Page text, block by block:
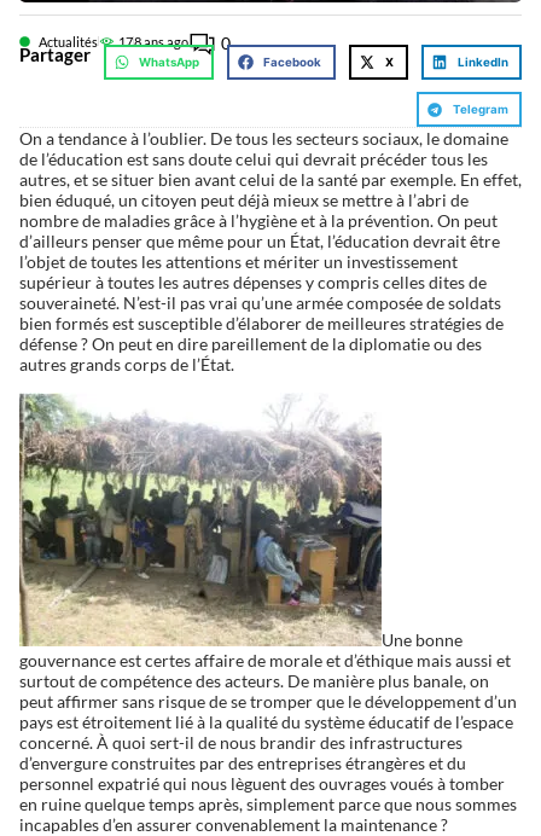
Actualités 178 ans ago 0
Partager WhatsApp Facebook X LinkedIn
Telegram
On a tendance à l’oublier. De tous les secteurs sociaux, le domaine
de l’éducation est sans doute celui qui devrait précéder tous les
autres, et se situer bien avant celui de la santé par exemple. En effet,
bien éduqué, un citoyen peut déjà mieux se mettre à l’abri de
nombre de maladies grâce à l’hygiène et à la prévention. On peut
d’ailleurs penser que même pour un État, l’éducation devrait être
l’objet de toutes les attentions et mériter un investissement
supérieur à toutes les autres dépenses y compris celles dites de
souveraineté. N’est-il pas vrai qu’une armée composée de soldats
bien formés est susceptible d’élaborer de meilleures stratégies de
défense ? On peut en dire pareillement de la diplomatie ou des
autres grands corps de l’État.
Une bonne
gouvernance est certes affaire de morale et d’éthique mais aussi et
surtout de compétence des acteurs. De manière plus banale, on
peut affirmer sans risque de se tromper que le développement d’un
pays est étroitement lié à la qualité du système éducatif de l’espace
concerné. À quoi sert-il de nous brandir des infrastructures
d’envergure construites par des entreprises étrangères et du
personnel expatrié qui nous lèguent des ouvrages voués à tomber
en ruine quelque temps après, simplement parce que nous sommes
incapables d’en assurer convenablement la maintenance ?